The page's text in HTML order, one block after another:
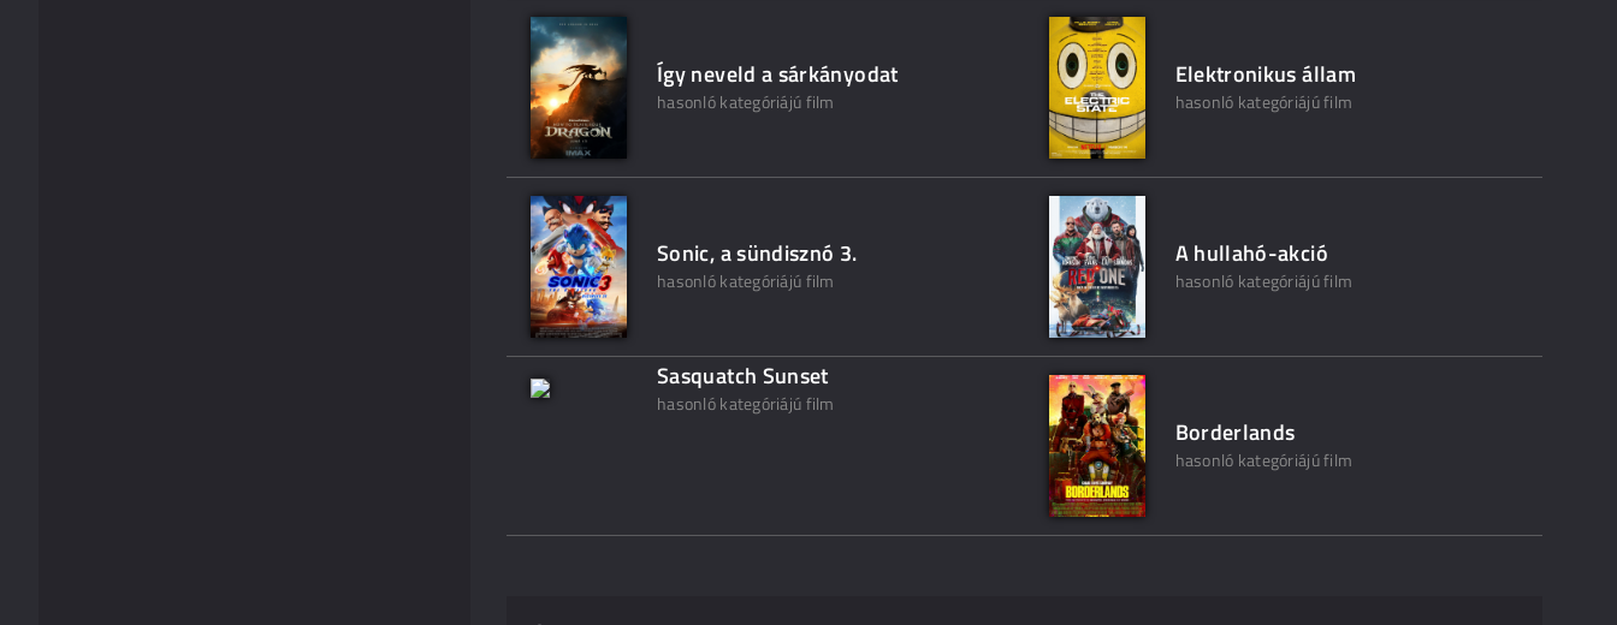
Így neveld a sárkányodat
hasonló kategóriájú film
Elektronikus állam
hasonló kategóriájú film
Sonic, a sündisznó 3.
hasonló kategóriájú film
A hullahó-akció
hasonló kategóriájú film
Sasquatch Sunset
hasonló kategóriájú film
Borderlands
hasonló kategóriájú film